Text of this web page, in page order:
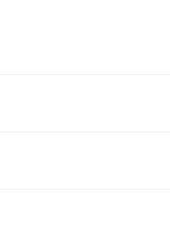
ej hemleverans). Frakten tas